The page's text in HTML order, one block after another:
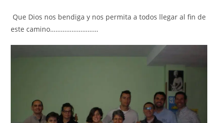
Que Dios nos bendiga y nos permita a todos llegar al fin de
este camino………………………